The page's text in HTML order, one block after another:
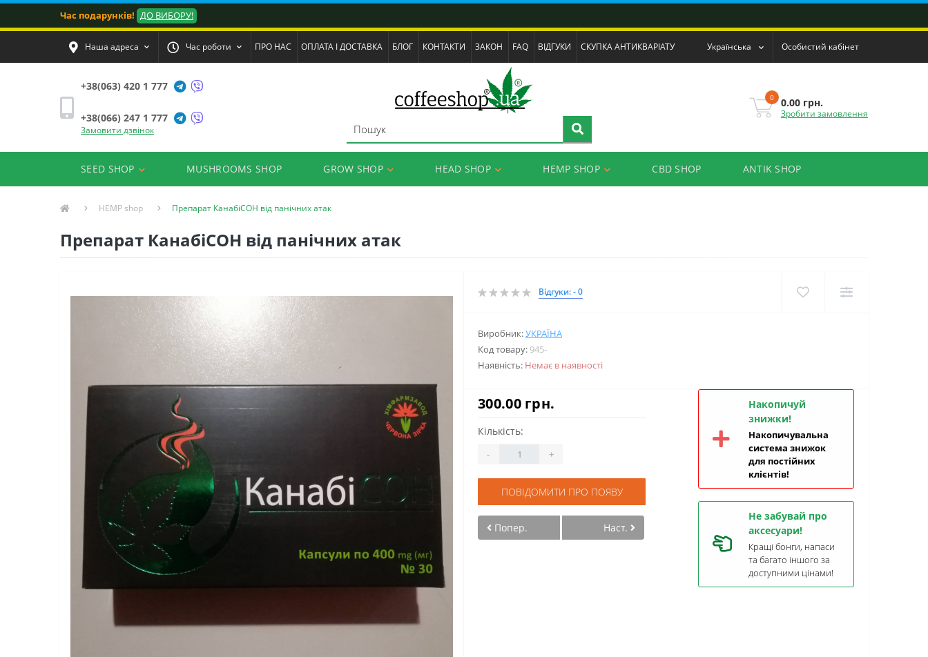
Час подарунків! ДО ВИБОРУ!
Наша адреса Час роботи ПРО НАС ОПЛАТА І ДОСТАВКА БЛОГ КОНТАКТИ ЗАКОН FAQ ВІДГУКИ СКУПКА АНТИКВАРІАТУ Українська Особистий кабінет
+38(063) 420 1 777
+38(066) 247 1 777
Замовити дзвінок
0 0.00 грн.
Зробити замовлення
SEED SHOP MUSHROOMS SHOP GROW SHOP HEAD SHOP HEMP SHOP CBD SHOP ANTIK SHOP
HEMP shop Препарат КанабіСОН від панічних атак
Препарат КанабіСОН від панічних атак
Відгуки: - 0
Виробник:УКРАЇНА
Код товару: 945-
Наявність: Немає в наявності
300.00 грн.
Кількість:
- +
ПОВІДОМИТИ ПРО ПОЯВУ
Попер. Наст.
Накопичуй
знижки!
Накопичувальна
система знижок
для постійних
клієнтів!
Не забувай про
аксесуари!
Кращі бонги, напаси
та багато іншого за
доступними цінами!